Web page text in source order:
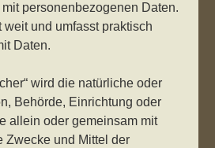
personenbezogenen Daten.
weit und umfasst praktisch
Daten.
wird die natürliche oder
Behörde, Einrichtung oder
allein oder gemeinsam mit
Zwecke und Mittel der